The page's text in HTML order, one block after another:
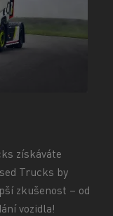
získáváte
Trucks by
zkušenost – od
vozidla!